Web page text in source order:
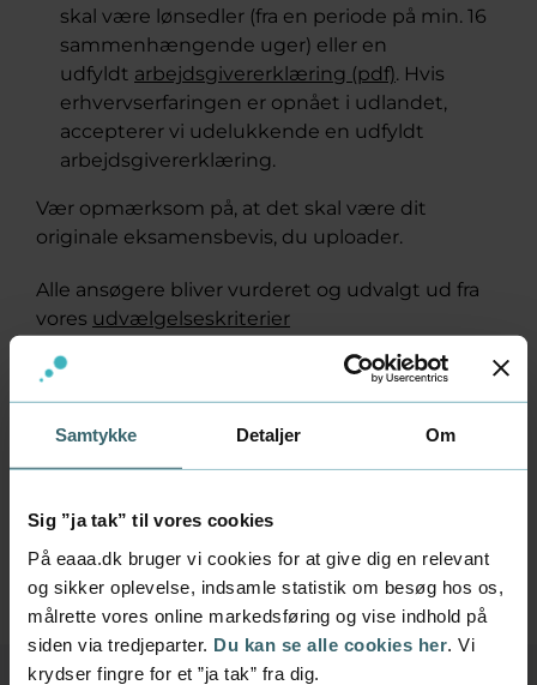
Samtykke Detaljer Om
Sig ”ja tak” til vores cookies
På eaaa.dk bruger vi cookies for at give dig en relevant
og sikker oplevelse, indsamle statistik om besøg hos os,
målrette vores online markedsføring og vise indhold på
siden via tredjeparter. Du kan se alle cookies her . Vi
krydser fingre for et ”ja tak” fra dig.
skal være lønsedler (fra en periode på min. 16
sammenhængende uger) eller en
udfyldt arbejdsgivererklæring (pdf). Hvis
erhvervserfaringen er opnået i udlandet,
accepterer vi udelukkende en udfyldt
arbejdsgivererklæring.
Vær opmærksom på, at det skal være dit
originale eksamensbevis, du uploader.
Alle ansøgere bliver vurderet og udvalgt ud fra
vores udvælgelseskriterier
Hvis du søger ind til studiestart i
august
januar